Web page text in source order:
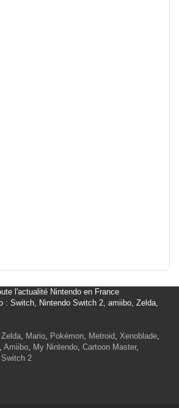
l'actualité Nintendo en France
: Switch, Nintendo Switch 2, amiibo, Zelda,
Zelda, Mario, Pokémon, Metroid, Xenoblade,
, Amiibo, My Nintendo, Cartoon Master,
Switch 2